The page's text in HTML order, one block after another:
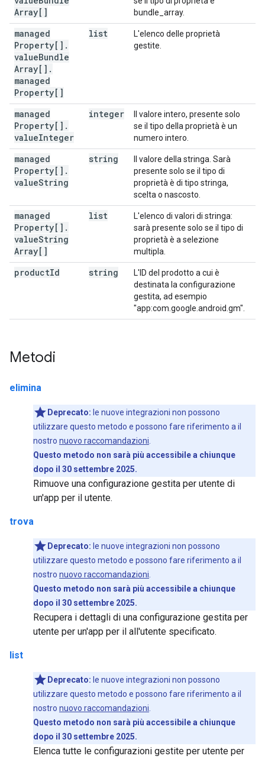
Array[]
bundle_array.
managed
Property[] .
valueBundle
Array[] .
managed
Property[]
list
L'elenco delle proprietà
gestite.
managed
Property[] .
valueInteger
integer
Il valore intero, presente solo
se il tipo della proprietà è un
numero intero.
managed
Property[] .
valueString
string
Il valore della stringa. Sarà
presente solo se il tipo di
proprietà è di tipo stringa,
scelta o nascosto.
managed
Property[] .
valueString
Array[]
list
L'elenco di valori di stringa:
sarà presente solo se il tipo di
proprietà è a selezione
multipla.
productId string
L'ID del prodotto a cui è
destinata la configurazione
gestita, ad esempio
"app:com.google.android.gm".
Metodi
elimina
Deprecato: le nuove integrazioni non possono
utilizzare questo metodo e possono fare riferimento a il
nostro nuovo raccomandazioni
Questo metodo non sarà più accessibile a chiunque
dopo il 30 settembre 2025.
Rimuove una configurazione gestita per utente di
un'app per il utente.
trova
Deprecato: le nuove integrazioni non possono
utilizzare questo metodo e possono fare riferimento a il
nostro nuovo raccomandazioni
Questo metodo non sarà più accessibile a chiunque
dopo il 30 settembre 2025.
Recupera i dettagli di una configurazione gestita per
utente per un'app per il all'utente specificato.
list
Deprecato: le nuove integrazioni non possono
utilizzare questo metodo e possono fare riferimento a il
nostro nuovo raccomandazioni
Questo metodo non sarà più accessibile a chiunque
dopo il 30 settembre 2025.
Elenca tutte le configurazioni gestite per utente per